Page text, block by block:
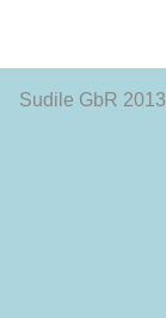
Sudile GbR 2013